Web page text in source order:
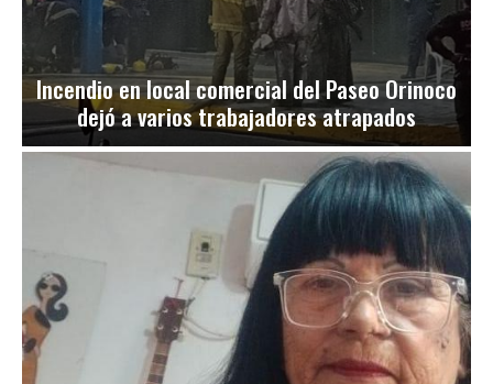
Incendio en local comercial del Paseo Orinoco
dejó a varios trabajadores atrapados